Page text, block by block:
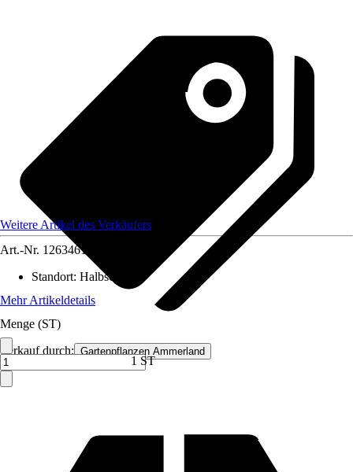
Verkauf durch: Gartenpflanzen Ammerland
Weitere Artikel des Verkäufers
Art.-Nr. 12634614
Standort: Halbschatten
Mehr Artikeldetails
Menge (ST)
1 ST